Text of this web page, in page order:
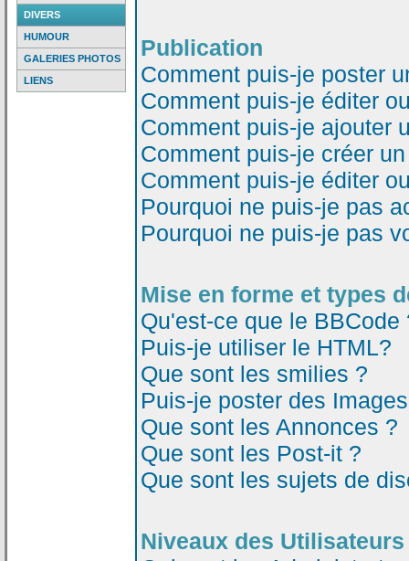
DIVERS
HUMOUR
GALERIES PHOTOS
LIENS
Publication
Comment puis-je poster
Comment puis-je éditer
Comment puis-je ajouter
Comment puis-je créer
Comment puis-je éditer
Pourquoi ne puis-je pas
Pourquoi ne puis-je pas
Mise en forme et types
Qu'est-ce que le BBCode
Puis-je utiliser le HTML?
Que sont les smilies ?
Puis-je poster des
Que sont les Annonces ?
Que sont les Post-it ?
Que sont les sujets de
Niveaux des